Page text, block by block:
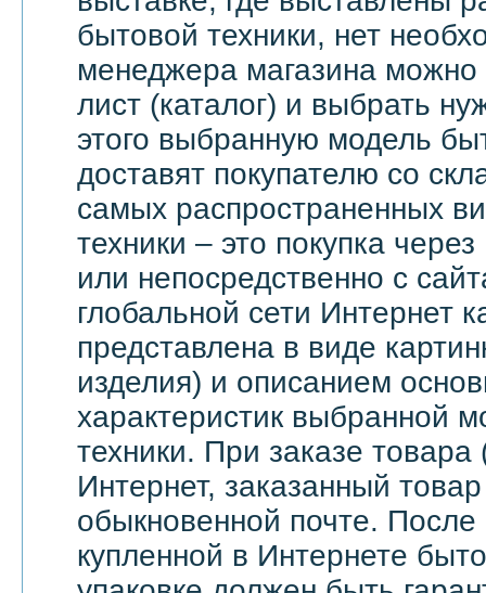
бытовой техники, нет
менеджера магазина можно
лист (каталог) и выбрать
этого выбранную модель
доставят покупателю со
самых распространенных
техники – это покупка
или непосредственно с
глобальной сети Интернет
представлена в виде
изделия) и описанием
характеристик выбранной
техники. При заказе товара
Интернет, заказанный
обыкновенной почте. После
купленной в Интернете